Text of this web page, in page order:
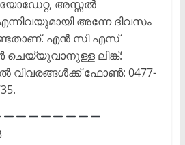
അസ്സല്‍
അന്നേ ദിവസം
എന്‍ സി എസ്
ചെയ്യുവാനുള്ള ലിങ്ക്:
വിവരങ്ങള്‍ക്ക് ഫോണ്‍: 0477-